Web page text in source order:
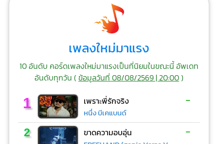
เพลงใหม่มาแรง
10 อันดับ คอร์ดเพลงใหม่มาแรงเป็นที่นิยมในขณะนี้ อัพเดท
อันดับทุกวัน (ข้อมูลวันที่ 08/08/2569 | 20:00)
1 เพราะพี่รักจริง
หนึ่ง บีเคแบนด์
-
2 ขาดความอบอุ่น -